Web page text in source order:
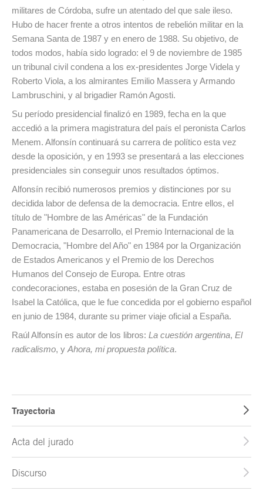
militares de Córdoba, sufre un atentado del que sale ileso.
Hubo de hacer frente a otros intentos de rebelión militar en la
Semana Santa de 1987 y en enero de 1988. Su objetivo, de
todos modos, había sido logrado: el 9 de noviembre de 1985
un tribunal civil condena a los ex-presidentes Jorge Videla y
Roberto Viola, a los almirantes Emilio Massera y Armando
Lambruschini, y al brigadier Ramón Agosti.
Su período presidencial finalizó en 1989, fecha en la que
accedió a la primera magistratura del país el peronista Carlos
Menem. Alfonsín continuará su carrera de político esta vez
desde la oposición, y en 1993 se presentará a las elecciones
presidenciales sin conseguir unos resultados óptimos.
Alfonsín recibió numerosos premios y distinciones por su
decidida labor de defensa de la democracia. Entre ellos, el
título de "Hombre de las Américas" de la Fundación
Panamericana de Desarrollo, el Premio Internacional de la
Democracia, "Hombre del Año" en 1984 por la Organización
de Estados Americanos y el Premio de los Derechos
Humanos del Consejo de Europa. Entre otras
condecoraciones, estaba en posesión de la Gran Cruz de
Isabel la Católica, que le fue concedida por el gobierno español
en junio de 1984, durante su primer viaje oficial a España.
Raúl Alfonsín es autor de los libros: La cuestión argentina, El
radicalismo, y Ahora, mi propuesta política.
Trayectoria
Acta del jurado
Discurso